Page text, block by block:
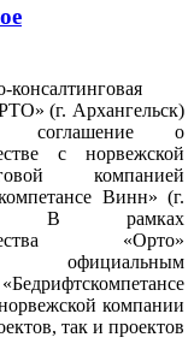
консалтинговая
(г. Архангельск)
соглашение о
с норвежской
компанией
Винн» (г.
В рамках
«Орто»
официальным
компании
так и проектов